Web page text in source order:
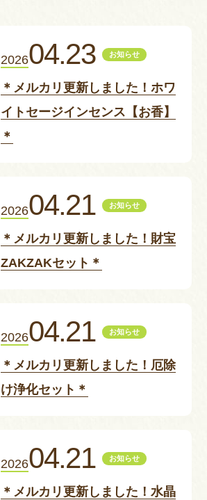
202604.23 お知らせ
＊メルカリ更新しました！ホワ
イトセージインセンス【お香】
＊
202604.21 お知らせ
＊メルカリ更新しました！財宝
ZAKZAKセット＊
202604.21 お知らせ
＊メルカリ更新しました！厄除
け浄化セット＊
202604.21 お知らせ
＊メルカリ更新しました！水晶